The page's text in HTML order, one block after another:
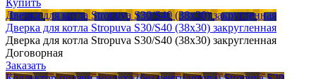
Дверка для котла Stropuva S30/S40 (38х30) закругленная
Дверка для котла Stropuva S30/S40 (38х30) закругленная
Дверка для котла Stropuva S30/S40 (38х30) закругленная
Договорная
Заказать